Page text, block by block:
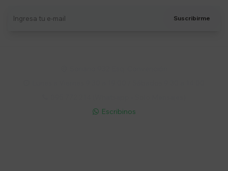
Suscribirme
 Escribinos